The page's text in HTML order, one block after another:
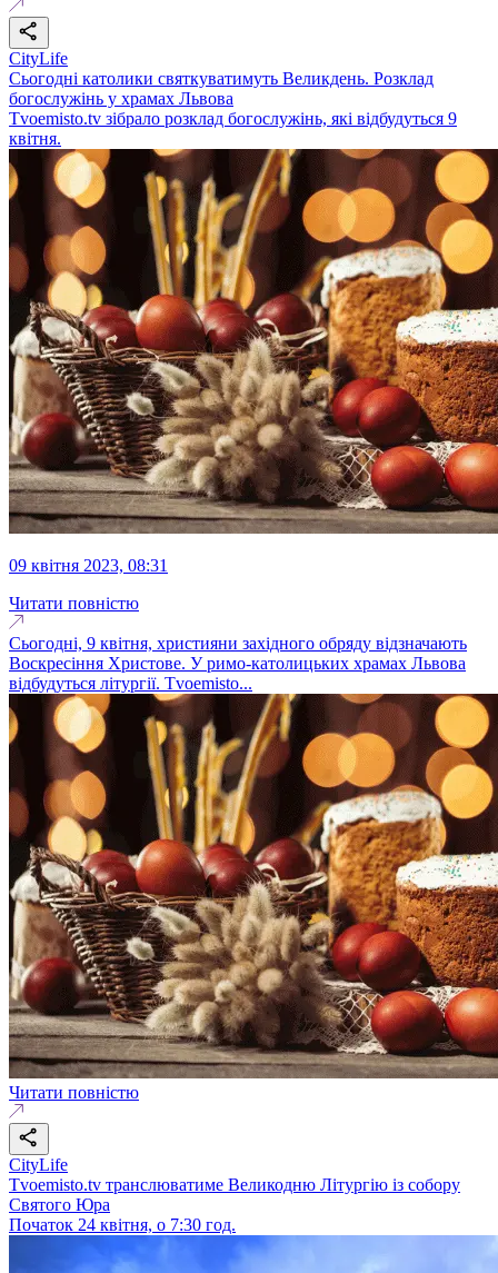
CityLife
Сьогодні католики святкуватимуть Великдень. Розклад
богослужінь у храмах Львова
Tvoemisto.tv зібрало розклад богослужінь, які відбудуться 9
квітня.
09 квітня 2023, 08:31
Читати повністю
Сьогодні, 9 квітня, християни західного обряду відзначають
Воскресіння Христове. У римо-католицьких храмах Львова
відбудуться літургії. Tvoemisto...
Читати повністю
CityLife
Тvoemisto.tv транслюватиме Великодню Літургію із собору
Святого Юра
Початок 24 квітня, о 7:30 год.